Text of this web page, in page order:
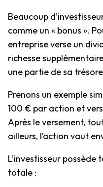
Beaucoup
comme un « bonus ».
entreprise verse un
richesse
une partie de sa
Prenons un exemple
100 € par action et
Après le versement,
ailleurs, l’action vaut
L’investisseur possède
totale :